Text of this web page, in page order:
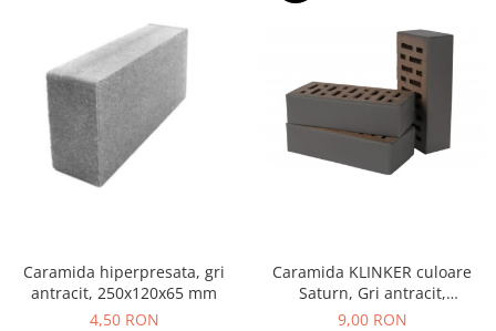
Caramida hiperpresata, gri
antracit, 250x120x65 mm
4,50 RON
Caramida KLINKER culoare
Saturn, Gri antracit,
250x120x65
9,00 RON